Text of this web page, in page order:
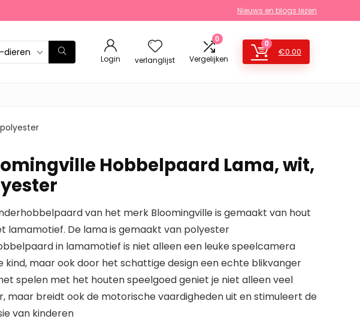
Nieuws en blogs lezen
dieren
Login verlanglijst
0
Vergelijken
0
€0.00
Hobbelpaard Lama, wit,
van het merk Bloomingville is gemaakt van hout
lamamotief. De lama is gemaakt van polyester
in lamamotief is niet alleen een leuke speelcamera
kind, maar ook door het schattige design een echte blikvanger
spelen met het houten speelgoed geniet je niet alleen veel
maar breidt ook de motorische vaardigheden uit en stimuleert de
van kinderen